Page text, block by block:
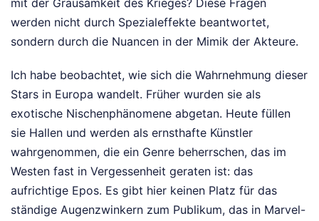
mit der Grausamkeit des Krieges? Diese Fragen
werden nicht durch Spezialeffekte beantwortet,
sondern durch die Nuancen in der Mimik der Akteure.
Ich habe beobachtet, wie sich die Wahrnehmung dieser
Stars in Europa wandelt. Früher wurden sie als
exotische Nischenphänomene abgetan. Heute füllen
sie Hallen und werden als ernsthafte Künstler
wahrgenommen, die ein Genre beherrschen, das im
Westen fast in Vergessenheit geraten ist: das
aufrichtige Epos. Es gibt hier keinen Platz für das
ständige Augenzwinkern zum Publikum, das in Marvel-